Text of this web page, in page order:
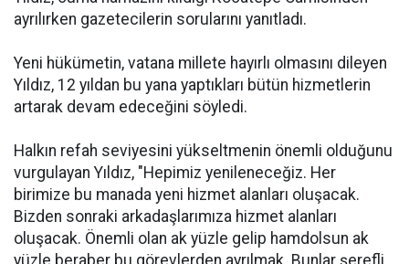
ayrılırken gazetecilerin sorularını yanıtladı.
Yeni hükümetin, vatana millete hayırlı olmasını dileyen
Yıldız, 12 yıldan bu yana yaptıkları bütün hizmetlerin
artarak devam edeceğini söyledi.
Halkın refah seviyesini yükseltmenin önemli olduğunu
vurgulayan Yıldız, "Hepimiz yenileneceğiz. Her
birimize bu manada yeni hizmet alanları oluşacak.
Bizden sonraki arkadaşlarımıza hizmet alanları
oluşacak. Önemli olan ak yüzle gelip hamdolsun ak
yüzle beraber bu görevlerden ayrılmak. Bunlar şerefli,